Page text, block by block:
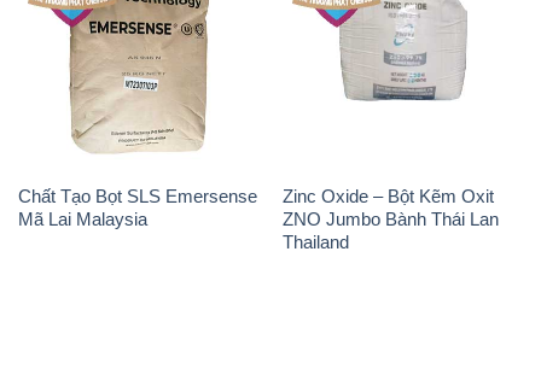
Chất Tạo Bọt SLS Emersense
Mã Lai Malaysia
Zinc Oxide – Bột Kẽm Oxit
ZNO Jumbo Bành Thái Lan
Thailand